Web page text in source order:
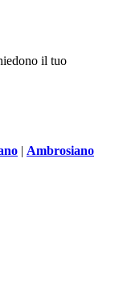
il tuo
| Ambrosiano